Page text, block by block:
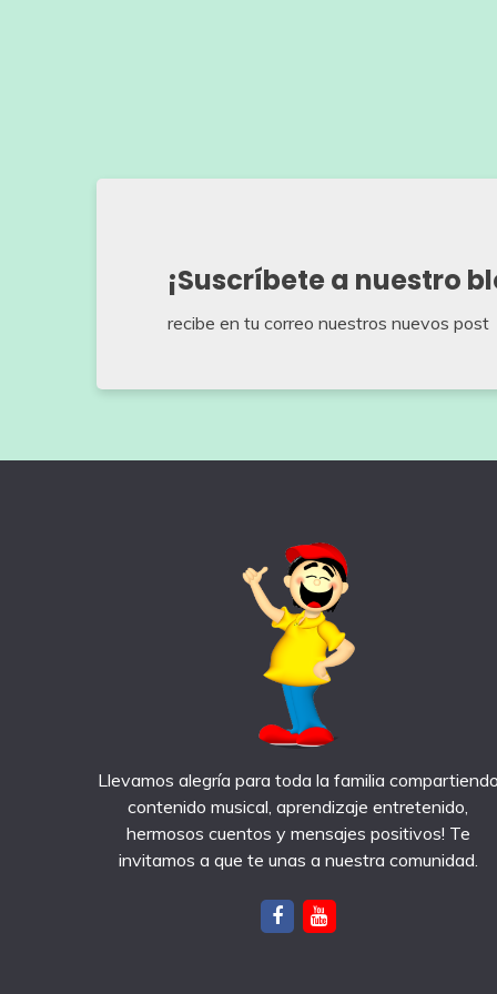
¡Suscríbete a nuestro
recibe en tu correo nuestros nuevos post
Llevamos alegría para toda la familia
contenido musical, aprendizaje entretenido,
hermosos cuentos y mensajes positivos! Te
invitamos a que te unas a nuestra comunidad.